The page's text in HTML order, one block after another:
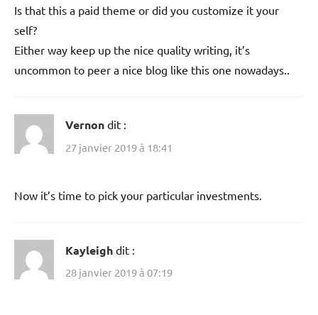
Is that this a paid theme or did you customize it your
self?
Either way keep up the nice quality writing, it’s
uncommon to peer a nice blog like this one nowadays..
Vernon dit :
27 janvier 2019 à 18:41
Now it’s time to pick your particular investments.
Kayleigh dit :
28 janvier 2019 à 07:19